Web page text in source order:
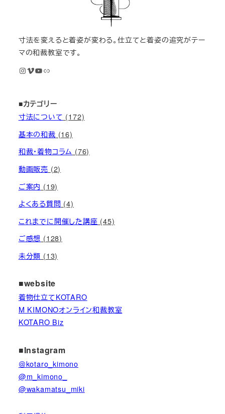
寸法を変えると着姿が変わる。仕立てと着姿の追究がテー
マの和裁教室です。
InstagramVimeo YouTube M KIMONOオンライン和裁教室
■カテゴリー
寸法について (172)
基本の和裁 (16)
和裁・着物コラム (76)
動画販売 (2)
ご案内 (19)
よくある質問 (4)
これまでに開催した講座 (45)
ご感想 (128)
未分類 (13)
■website
着物仕立てKOTARO
M KIMONOオンライン和裁教室
KOTARO Biz
■Instagram
＠kotaro_kimono
@m_kimono_
@wakamatsu_miki